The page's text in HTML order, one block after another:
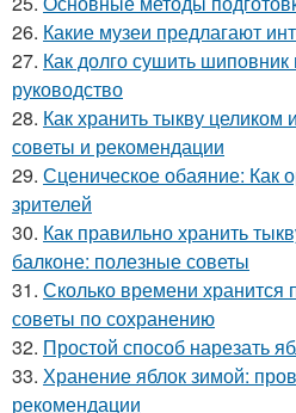
26. Какие музеи предлагают
27. Как долго сушить
руководство
28. Как хранить тыкву целиком
советы и рекомендации
29. Сценическое обаяние: Как
зрителей
30. Как правильно хранить
балконе: полезные советы
31. Сколько времени хранится
советы по сохранению
32. Простой способ нарезать
33. Хранение яблок зимой:
рекомендации